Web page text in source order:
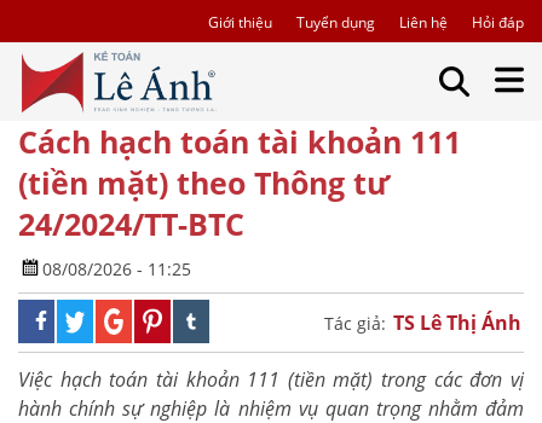
Giới thiệu Tuyển dụng Liên hệ Hỏi đáp
Cách hạch toán tài khoản 111
(tiền mặt) theo Thông tư
24/2024/TT-BTC
08/08/2026 - 11:25
Tác giả: TS Lê Thị Ánh
Việc hạch toán tài khoản 111 (tiền mặt) trong các đơn vị
hành chính sự nghiệp là nhiệm vụ quan trọng nhằm đảm